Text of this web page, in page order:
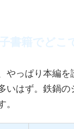
書籍でどこ
やっぱり本編
いはず。鉄鍋の